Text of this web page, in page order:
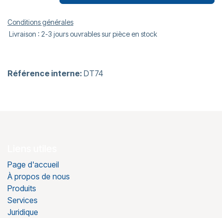
Conditions générales
Livraison : 2-3 jours ouvrables sur pièce en stock
Référence interne: DT74
Page d'accueil
À propos de nous
Produits
Services
Juridique